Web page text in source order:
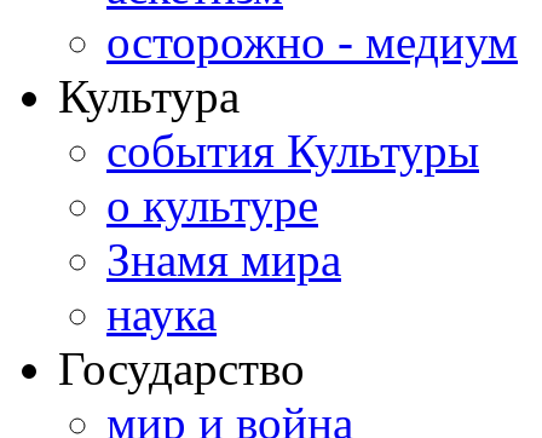
осторожно - медиум
Культура
события Культуры
о культуре
Знамя мира
наука
Государство
мир и война